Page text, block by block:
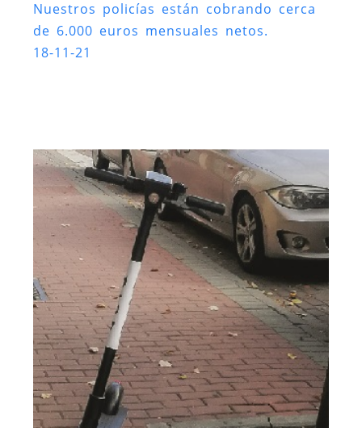
Nuestros policías están cobrando cerca
de 6.000 euros mensuales netos.
18-11-21